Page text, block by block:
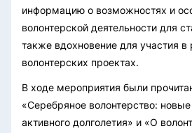
информацию о возможностях и
волонтерской деятельности для
также вдохновение для участия в
волонтерских проектах.
В ходе мероприятия были
«Серебряное волонтерство: новые
активного долголетия» и «О